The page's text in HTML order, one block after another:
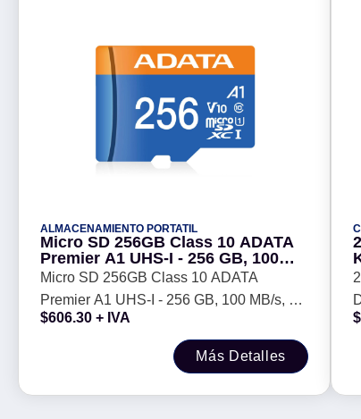
ALMACENAMIENTO PORTATIL
Micro SD 256GB Class 10 ADATA
Premier A1 UHS-I - 256 GB, 100
MB/s, 25 MB/s, Negro, Clase 10
Micro SD 256GB Class 10 ADATA
Premier A1 UHS-I - 256 GB, 100 MB/s, 25
MB/s, Negro, Clase 10
$606.30 + IVA
Más Detalles
-
$